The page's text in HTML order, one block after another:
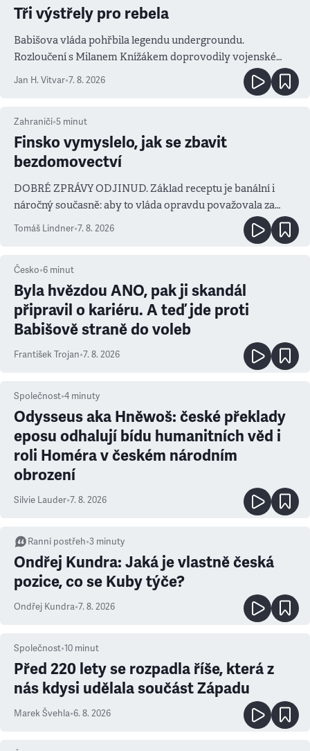
Tři výstřely pro rebela
Babišova vláda pohřbila legendu undergroundu.
Rozloučení s Milanem Knížákem doprovodily vojenské
Jan H. Vitvar•7. 8. 2026
Zahraničí•5 minut
Finsko vymyslelo, jak se zbavit
bezdomovectví
DOBRÉ ZPRÁVY ODJINUD. Základ receptu je banální i
náročný současně: aby to vláda opravdu považovala za
Tomáš Lindner•7. 8. 2026
Česko•6 minut
Byla hvězdou ANO, pak ji skandál
připravil o kariéru. A teď jde proti
Babišově straně do voleb
František Trojan•7. 8. 2026
Společnost•4 minuty
Odysseus aka Hněwoš: české překlady
eposu odhalují bídu humanitních věd i
roli Homéra v českém národním
obrození
Silvie Lauder•7. 8. 2026
Ranní postřeh•3 minuty
Ondřej Kundra: Jaká je vlastně česká
pozice, co se Kuby týče?
Ondřej Kundra•7. 8. 2026
Společnost•10 minut
Před 220 lety se rozpadla říše, která z
nás kdysi udělala součást Západu
Marek Švehla•6. 8. 2026